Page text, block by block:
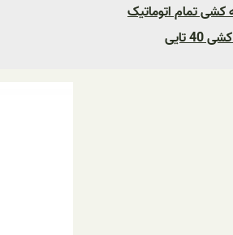
تمام اتوماتیک
تایی